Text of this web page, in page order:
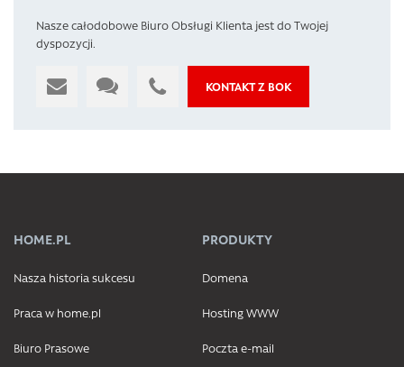
Nasze całodobowe Biuro Obsługi Klienta jest do Twojej
dyspozycji.
KONTAKT Z BOK
HOME.PL
Nasza historia sukcesu
Praca w home.pl
Biuro Prasowe
PRODUKTY
Domena
Hosting WWW
Poczta e-mail